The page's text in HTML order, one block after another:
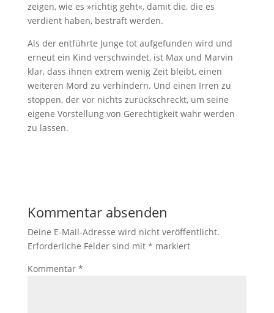
zeigen, wie es »richtig geht«, damit die, die es
verdient haben, bestraft werden.
Als der entführte Junge tot aufgefunden wird und
erneut ein Kind verschwindet, ist Max und Marvin
klar, dass ihnen extrem wenig Zeit bleibt, einen
weiteren Mord zu verhindern. Und einen Irren zu
stoppen, der vor nichts zurückschreckt, um seine
eigene Vorstellung von Gerechtigkeit wahr werden
zu lassen.
Kommentar absenden
Deine E-Mail-Adresse wird nicht veröffentlicht.
Erforderliche Felder sind mit * markiert
Kommentar *